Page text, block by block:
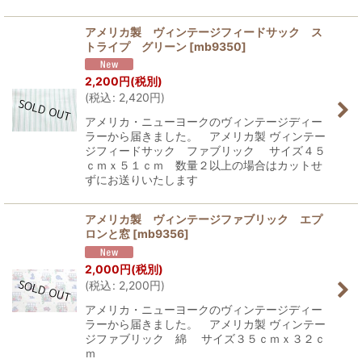
アメリカ製 ヴィンテージフィードサック ス
トライプ グリーン [mb9350]
2,200円(税別)
(税込: 2,420円)
アメリカ・ニューヨークのヴィンテージディー
ラーから届きました。 アメリカ製 ヴィンテー
ジフィードサック ファブリック サイズ４５
ｃｍｘ５１ｃｍ 数量２以上の場合はカットせ
ずにお送りいたします
アメリカ製 ヴィンテージファブリック エプ
ロンと窓 [mb9356]
2,000円(税別)
(税込: 2,200円)
アメリカ・ニューヨークのヴィンテージディー
ラーから届きました。 アメリカ製 ヴィンテー
ジファブリック 綿 サイズ３５ｃｍｘ３２ｃ
ｍ